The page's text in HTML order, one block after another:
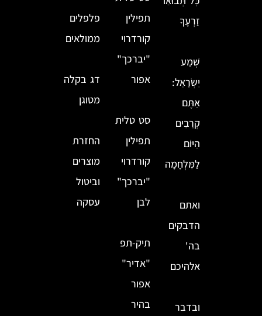
זַרְעֶךָ
שְׁמַע
יִשְׂרָאֵל:
אַתֶּם
קְרֵבִים
הַיּוֹם
לַמִּלְחָמָה
ואתם
הדבקים
בה'
אלהיכם
ובדבר
תפילין
קורדרוי
"יברכך"
אפור
סט טלית
תפילין
קורדרוי
"יברכך"
לבן
תיק-תפ
"אדיר"
אפור
בהיר
פלפלים
ממולאים
דג בקלה
מטוגן
החזרת
מוצרים
וביטול
עסקה